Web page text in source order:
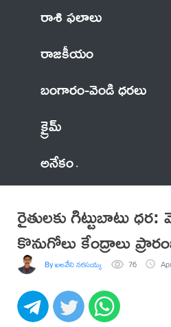
రాశి ఫలాలు
రాజకీయం
బంగారం-వెండి ధరలు
క్రైమ్
అనేకం
రైతులకు గిట్టుబాటు
కొనుగోలు కేంద్రాలు
By ఐలవేని నరసయ్య 76